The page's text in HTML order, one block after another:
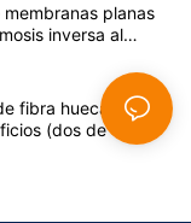
planas
inversa al
fibra hueca
(dos de 8